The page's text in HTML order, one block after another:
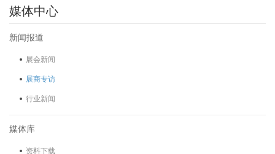
媒体中心
新闻报道
展会新闻
展商专访
行业新闻
媒体库
资料下载